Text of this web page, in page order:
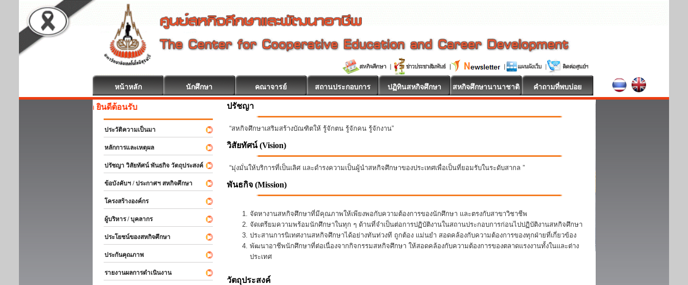
หน้าหลัก นักศึกษา คณาจารย์ สถานประกอบการ ปฏิทินสหกิจศึกษา สหกิจศึกษานานาชาติ คำถามที่พบบ่อย
สหกิจศึกษา ยินดีต้อนรับ
ประวัติความเป็นมา
หลักการและเหตุผล
ปรัชญา วิสัยทัศน์ พันธกิจ วัตถุประสงค์
ข้อบังคับฯ / ประกาศฯ สหกิจศึกษา
โครงสร้างองค์กร
ผู้บริหาร / บุคลากร
ประโยชน์ของสหกิจศึกษา
ประกันคุณภาพ
รายงานผลการดำเนินงาน
ปรัชญา
“สหกิจศึกษาเสริมสร้างบัณฑิตให้ รู้จักตน รู้จักคน รู้จักงาน”
วิสัยทัศน์ (Vision)
“มุ่งมั่นให้บริการที่เป็นเลิศ และดำรงความเป็นผู้นำสหกิจศึกษาของประเทศเพื่อเป็นที่ยอมรับในระดับสากล ”
พันธกิจ (Mission)
จัดหางานสหกิจศึกษาที่มีคุณภาพให้เพียงพอกับความต้องการของนักศึกษา และตรงกับสาขาวิชาชีพ
จัดเตรียมความพร้อมนักศึกษาในทุก ๆ ด้านที่จำเป็นต่อการปฏิบัติงานในสถานประกอบการก่อนไปปฏิบัติงานสหกิจศึกษา
ประสานการนิเทศงานสหกิจศึกษาได้อย่างทันท่วงที ถูกต้อง แม่นยำ สอดคล้องกับความต้องการของทุกฝ่ายที่เกี่ยวข้อง
พัฒนาอาชีพนักศึกษาที่ต่อเนื่องจากกิจกรรมสหกิจศึกษา ให้สอดคล้องกับความต้องการของตลาดแรงงานทั้งในและต่าง
ประเทศ
วัตถุประสงค์